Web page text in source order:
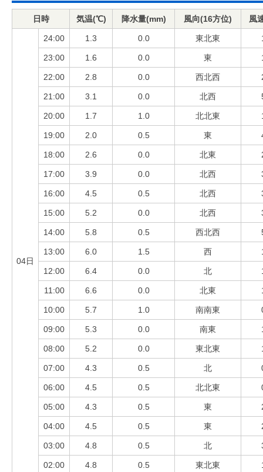
日時 気温(℃) 降水量(mm) 風向(16方位) 風
04日
24:00 1.3 0.0 東北東
23:00 1.6 0.0 東
22:00 2.8 0.0 西北西
21:00 3.1 0.0 北西
20:00 1.7 1.0 北北東
19:00 2.0 0.5 東
18:00 2.6 0.0 北東
17:00 3.9 0.0 北西
16:00 4.5 0.5 北西
15:00 5.2 0.0 北西
14:00 5.8 0.5 西北西
13:00 6.0 1.5 西
12:00 6.4 0.0 北
11:00 6.6 0.0 北東
10:00 5.7 1.0 南南東
09:00 5.3 0.0 南東
08:00 5.2 0.0 東北東
07:00 4.3 0.5 北
06:00 4.5 0.5 北北東
05:00 4.3 0.5 東
04:00 4.5 0.5 東
03:00 4.8 0.5 北
02:00 4.8 0.5 東北東